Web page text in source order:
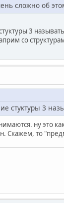
сложно об
3
со
стуктуры 3
ну это
Скажем, то